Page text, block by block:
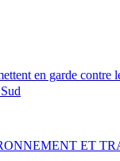
en garde contre
ET